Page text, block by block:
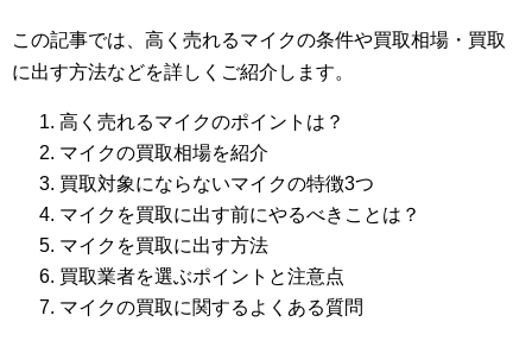
この記事では、高く売れるマイクの条件や買取相場・買取
に出す方法などを詳しくご紹介します。
高く売れるマイクのポイントは？
マイクの買取相場を紹介
買取対象にならないマイクの特徴3つ
マイクを買取に出す前にやるべきことは？
マイクを買取に出す方法
買取業者を選ぶポイントと注意点
マイクの買取に関するよくある質問